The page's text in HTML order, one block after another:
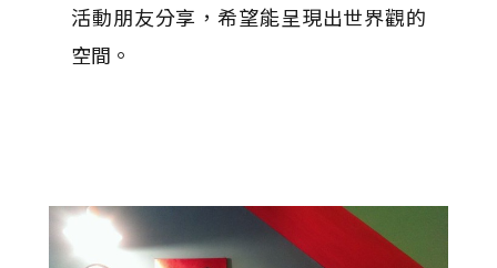
活動朋友分享，希望能呈現出世界觀的
空間。